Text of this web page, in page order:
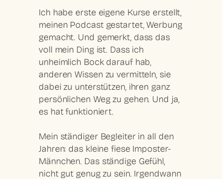
Ich habe erste eigene Kurse erstellt,
meinen Podcast gestartet, Werbung
gemacht. Und gemerkt, dass das
voll mein Ding ist. Dass ich
unheimlich Bock darauf hab,
anderen Wissen zu vermitteln, sie
dabei zu unterstützen, ihren ganz
persönlichen Weg zu gehen. Und ja,
es hat funktioniert.
Mein ständiger Begleiter in all den
Jahren: das kleine fiese Imposter-
Männchen. Das ständige Gefühl,
nicht gut genug zu sein. Irgendwann